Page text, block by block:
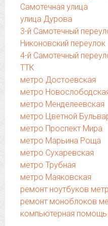
Самотечная улица
улица Дурова
3-й Самотечный
Никоновский переулок
4-й Самотечный
ТТК
метро Достоевская
метро
метро Менделеевская
метро Цветной
метро Проспект Мира
метро Марьина Роща
метро Сухаревская
метро Трубная
метро Маяковская
ремонт ноутбуков
ремонт моноблоков
компьютерная